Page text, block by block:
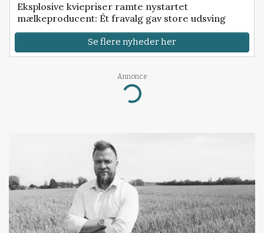
Eksplosive kviepriser ramte nystartet
mælkeproducent: Ét fravalg gav store udsving
Se flere nyheder her
Annonce
Loading...